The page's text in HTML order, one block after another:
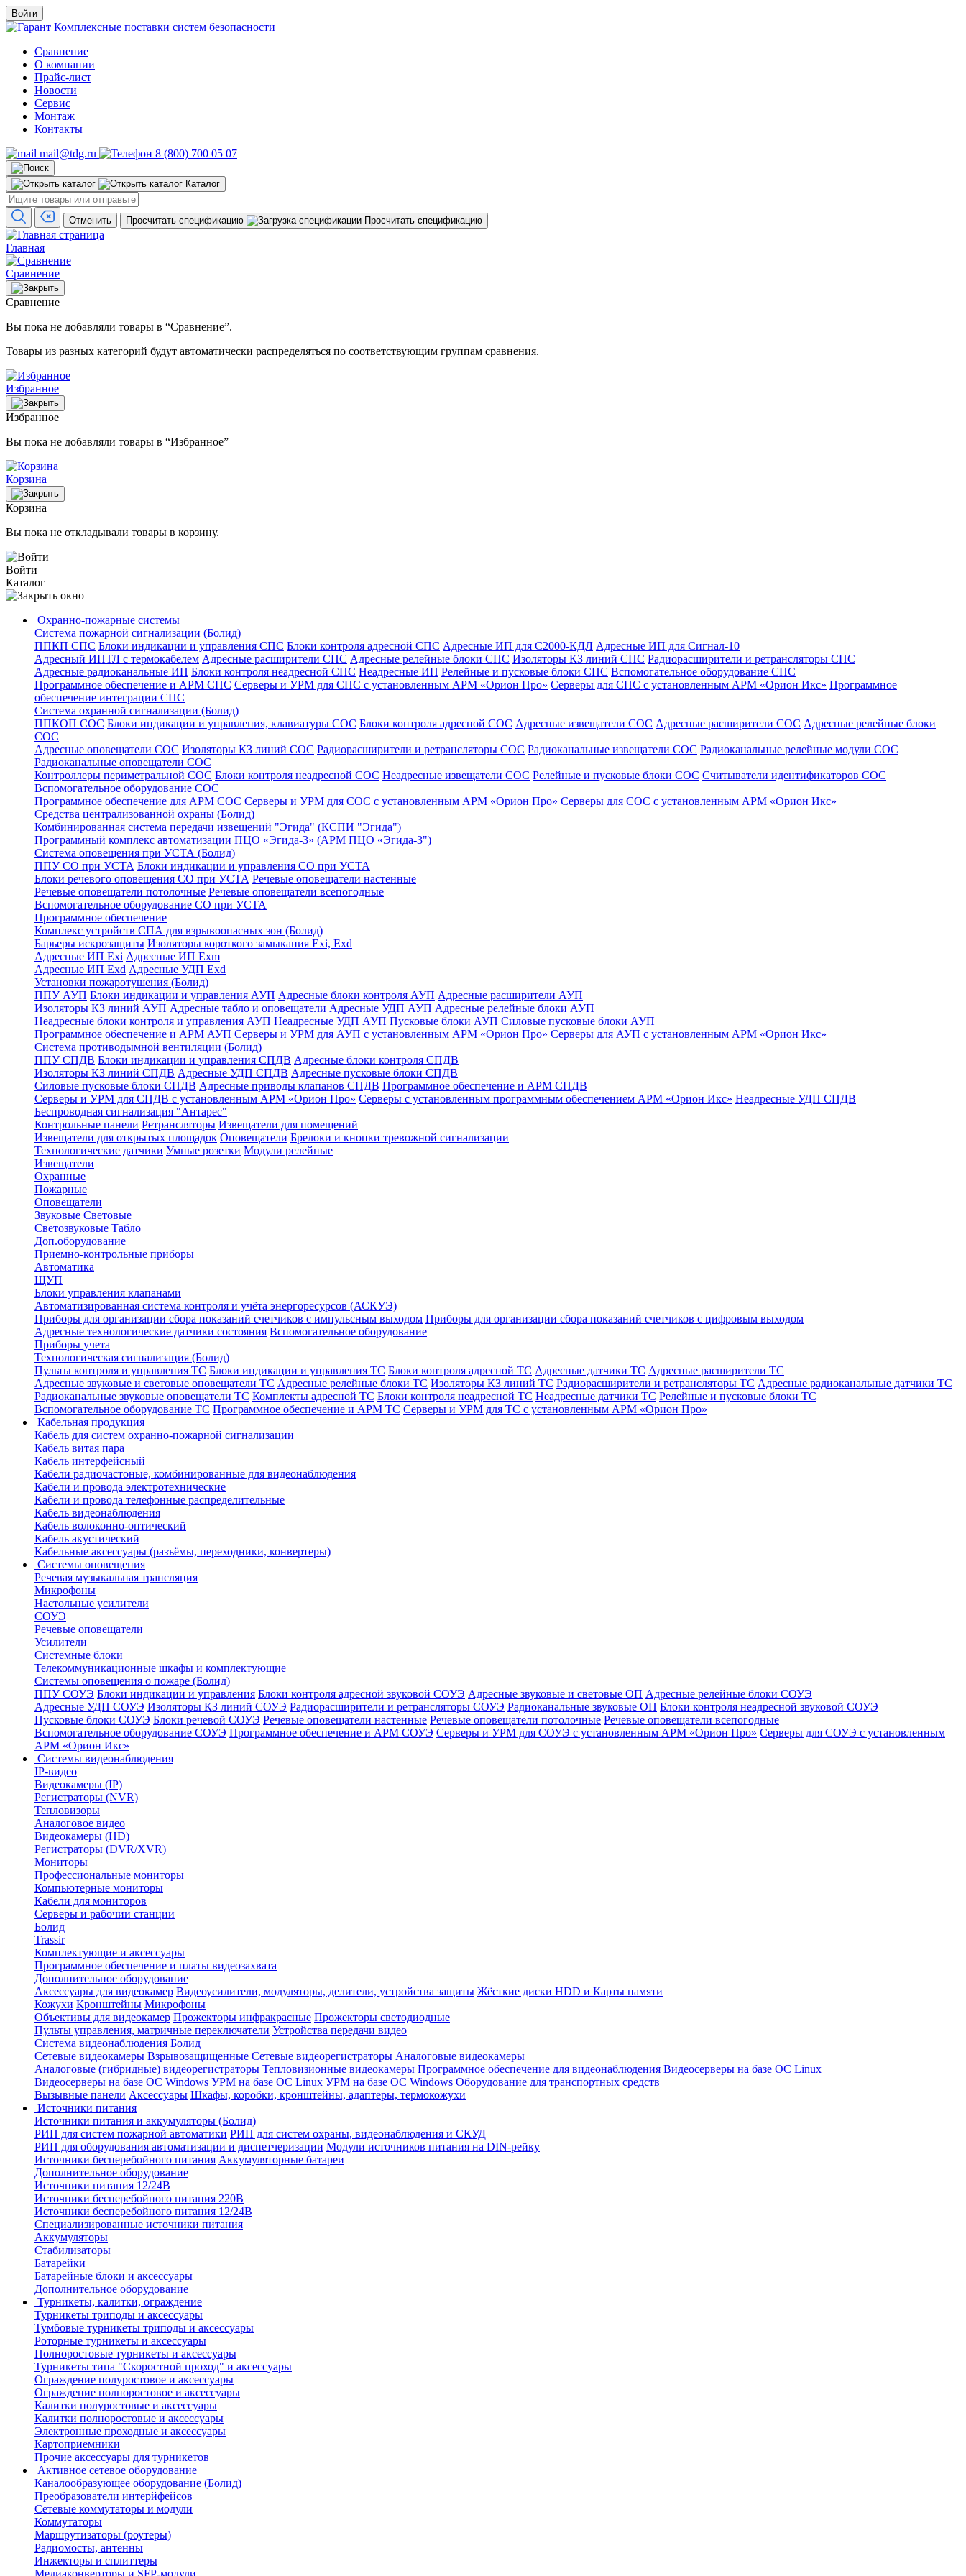
Войти
Комплексные поставки систем безопасности
Сравнение
О компании
Прайс-лист
Новости
Сервис
Монтаж
Контакты
mail@tdg.ru
8 (800) 700 05 07
Каталог
Отменить Просчитать спецификацию Просчитать спецификацию
Главная
Сравнение
Сравнение
Вы пока не добавляли товары в “Сравнение”.
Товары из разных категорий будут автоматически распределяться по соответствующим группам сравнения.
Избранное
Избранное
Вы пока не добавляли товары в “Избранное”
Корзина
Корзина
Вы пока не откладывали товары в корзину.
Войти
Каталог
Охранно-пожарные системы
Система пожарной сигнализации (Болид)
ППКП СПС Блоки индикации и управления СПС Блоки контроля адресной СПС Адресные ИП для С2000-КДЛ Адресные ИП для Сигнал-10
Адресный ИПТЛ с термокабелем Адресные расширители СПС Адресные релейные блоки СПС Изоляторы КЗ линий СПС Радиорасширители и ретрансляторы СПС
Адресные радиоканальные ИП Блоки контроля неадресной СПС Неадресные ИП Релейные и пусковые блоки СПС Вспомогательное оборудование СПС
Программное обеспечение и АРМ СПС Серверы и УРМ для СПС с установленным АРМ «Орион Про» Серверы для СПС с установленным АРМ «Орион Икс» Программное
обеспечение интеграции СПС
Система охранной сигнализации (Болид)
ППКОП СОС Блоки индикации и управления, клавиатуры СОС Блоки контроля адресной СОС Адресные извещатели СОС Адресные расширители СОС Адресные релейные блоки
СОС
Адресные оповещатели СОС Изоляторы КЗ линий СОС Радиорасширители и ретрансляторы СОС Радиоканальные извещатели СОС Радиоканальные релейные модули СОС
Радиоканальные оповещатели СОС
Контроллеры периметральной СОС Блоки контроля неадресной СОС Неадресные извещатели СОС Релейные и пусковые блоки СОС Считыватели идентификаторов СОС
Вспомогательное оборудование СОС
Программное обеспечение для АРМ СОС Серверы и УРМ для СОС с установленным АРМ «Орион Про» Серверы для СОС с установленным АРМ «Орион Икс»
Средства централизованной охраны (Болид)
Комбинированная система передачи извещений "Эгида" (КСПИ "Эгида")
Программный комплекс автоматизации ПЦО «Эгида-3» (АРМ ПЦО «Эгида-3")
Система оповещения при УСТА (Болид)
ППУ СО при УСТА Блоки индикации и управления СО при УСТА
Блоки речевого оповещения СО при УСТА Речевые оповещатели настенные
Речевые оповещатели потолочные Речевые оповещатели всепогодные
Вспомогательное оборудование СО при УСТА
Программное обеспечение
Комплекс устройств СПА для взрывоопасных зон (Болид)
Барьеры искрозащиты Изоляторы короткого замыкания Exi, Exd
Адресные ИП Exi Адресные ИП Exm
Адресные ИП Exd Адресные УДП Exd
Установки пожаротушения (Болид)
ППУ АУП Блоки индикации и управления АУП Адресные блоки контроля АУП Адресные расширители АУП
Изоляторы КЗ линий АУП Адресные табло и оповещатели Адресные УДП АУП Адресные релейные блоки АУП
Неадресные блоки контроля и управления АУП Неадресные УДП АУП Пусковые блоки АУП Силовые пусковые блоки АУП
Программное обеспечение и АРМ АУП Серверы и УРМ для АУП с установленным АРМ «Орион Про» Серверы для АУП с установленным АРМ «Орион Икс»
Система противодымной вентиляции (Болид)
ППУ СПДВ Блоки индикации и управления СПДВ Адресные блоки контроля СПДВ
Изоляторы КЗ линий СПДВ Адресные УДП СПДВ Адресные пусковые блоки СПДВ
Силовые пусковые блоки СПДВ Адресные приводы клапанов СПДВ Программное обеспечение и АРМ СПДВ
Серверы и УРМ для СПДВ с установленным АРМ «Орион Про» Серверы с установленным программным обеспечением АРМ «Орион Икс» Неадресные УДП СПДВ
Беспроводная сигнализация "Антарес"
Контрольные панели Ретрансляторы Извещатели для помещений
Извещатели для открытых площадок Оповещатели Брелоки и кнопки тревожной сигнализации
Технологические датчики Умные розетки Модули релейные
Извещатели
Охранные
Пожарные
Оповещатели
Звуковые Световые
Светозвуковые Табло
Доп.оборудование
Приемно-контрольные приборы
Автоматика
ЩУП
Блоки управления клапанами
Автоматизированная система контроля и учёта энергоресурсов (АСКУЭ)
Приборы для организации сбора показаний счетчиков с импульсным выходом Приборы для организации сбора показаний счетчиков с цифровым выходом
Адресные технологические датчики состояния Вспомогательное оборудование
Приборы учета
Технологическая сигнализация (Болид)
Пульты контроля и управления ТС Блоки индикации и управления ТС Блоки контроля адресной ТС Адресные датчики ТС Адресные расширители ТС
Адресные звуковые и световые оповещатели ТС Адресные релейные блоки ТС Изоляторы КЗ линий ТС Радиорасширители и ретрансляторы ТС Адресные радиоканальные датчики ТС
Радиоканальные звуковые оповещатели ТС Комплекты адресной ТС Блоки контроля неадресной ТС Неадресные датчики ТС Релейные и пусковые блоки ТС
Вспомогательное оборудование ТС Программное обеспечение и АРМ ТС Серверы и УРМ для ТС с установленным АРМ «Орион Про»
Кабельная продукция
Кабель для систем охранно-пожарной сигнализации
Кабель витая пара
Кабель интерфейсный
Кабели радиочастоные, комбинированные для видеонаблюдения
Кабели и провода электротехнические
Кабели и провода телефонные распределительные
Кабель видеонаблюдения
Кабель волоконно-оптический
Кабель акустический
Кабельные аксессуары (разъёмы, переходники, конвертеры)
Системы оповещения
Речевая музыкальная трансляция
Микрофоны
Настольные усилители
СОУЭ
Речевые оповещатели
Усилители
Системные блоки
Телекоммуникационные шкафы и комплектующие
Системы оповещения о пожаре (Болид)
ППУ СОУЭ Блоки индикации и управления Блоки контроля адресной звуковой СОУЭ Адресные звуковые и световые ОП Адресные релейные блоки СОУЭ
Адресные УДП СОУЭ Изоляторы КЗ линий СОУЭ Радиорасширители и ретрансляторы СОУЭ Радиоканальные звуковые ОП Блоки контроля неадресной звуковой СОУЭ
Пусковые блоки СОУЭ Блоки речевой СОУЭ Речевые оповещатели настенные Речевые оповещатели потолочные Речевые оповещатели всепогодные
Вспомогательное оборудование СОУЭ Программное обеспечение и АРМ СОУЭ Серверы и УРМ для СОУЭ с установленным АРМ «Орион Про» Серверы для СОУЭ с установленным
АРМ «Орион Икс»
Системы видеонаблюдения
IP-видео
Видеокамеры (IP)
Регистраторы (NVR)
Тепловизоры
Аналоговое видео
Видеокамеры (HD)
Регистраторы (DVR/XVR)
Мониторы
Профессиональные мониторы
Компьютерные мониторы
Кабели для мониторов
Серверы и рабочии станции
Болид
Trassir
Комплектующие и аксессуары
Программное обеспечение и платы видеозахвата
Дополнительное оборудование
Аксессуары для видеокамер Видеоусилители, модуляторы, делители, устройства защиты Жёсткие диски HDD и Карты памяти
Кожухи Кронштейны Микрофоны
Объективы для видеокамер Прожекторы инфракрасные Прожекторы светодиодные
Пульты управления, матричные переключатели Устройства передачи видео
Система видеонаблюдения Болид
Сетевые видеокамеры Взрывозащищенные Сетевые видеорегистраторы Аналоговые видеокамеры
Аналоговые (гибридные) видеорегистраторы Тепловизионные видеокамеры Программное обеспечение для видеонаблюдения Видеосерверы на базе ОС Linux
Видеосерверы на базе ОС Windows УРМ на базе ОС Linux УРМ на базе ОС Windows Оборудование для транспортных средств
Вызывные панели Аксессуары Шкафы, коробки, кронштейны, адаптеры, термокожухи
Источники питания
Источники питания и аккумуляторы (Болид)
РИП для систем пожарной автоматики РИП для систем охраны, видеонаблюдения и СКУД
РИП для оборудования автоматизации и диспетчеризации Модули источников питания на DIN-рейку
Источники бесперебойного питания Аккумуляторные батареи
Дополнительное оборудование
Источники питания 12/24В
Источники бесперебойного питания 220В
Источники бесперебойного питания 12/24В
Специализированные источники питания
Аккумуляторы
Стабилизаторы
Батарейки
Батарейные блоки и аксессуары
Дополнительное оборудование
Турникеты, калитки, ограждение
Турникеты триподы и аксессуары
Тумбовые турникеты триподы и аксессуары
Роторные турникеты и аксессуары
Полноростовые турникеты и аксессуары
Турникеты типа "Скоростной проход" и аксессуары
Ограждение полуростовое и аксессуары
Ограждение полноростовое и аксессуары
Калитки полуростовые и аксессуары
Калитки полноростовые и аксессуары
Электронные проходные и аксессуары
Картоприемники
Прочие аксессуары для турникетов
Активное сетевое оборудование
Каналообразующее оборудование (Болид)
Преобразователи интерйфейсов
Сетевые коммутаторы и модули
Коммутаторы
Маршрутизаторы (роутеры)
Радиомосты, антенны
Инжекторы и сплиттеры
Медиаконверторы и SFP-модули